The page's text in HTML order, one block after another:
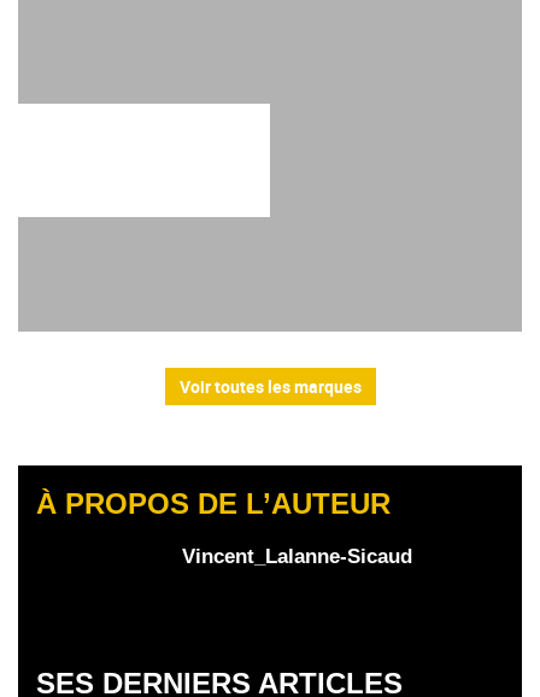
Voir toutes les marques
À PROPOS DE L’AUTEUR
Vincent_Lalanne-Sicaud
SES DERNIERS ARTICLES